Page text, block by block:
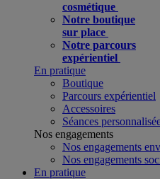
cosmétique
Notre boutique
sur place
Notre parcours
expérientiel
En pratique
Boutique
Parcours expérientiel
Accessoires
Séances
Nos engagements
Nos engagements
Nos engagements
En pratique